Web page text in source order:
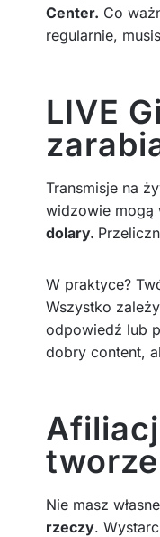
Center. Co
regularnie,
LIVE
Transmisje na
widzowie mogą
dolary.
W praktyce?
Wszystko
odpowiedź lub
dobry content,
Nie masz
rzeczy.